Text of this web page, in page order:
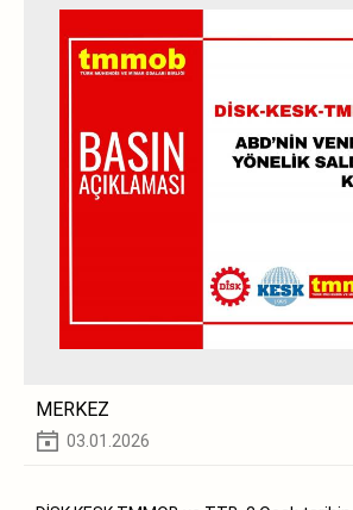
MERKEZ
03.01.2026